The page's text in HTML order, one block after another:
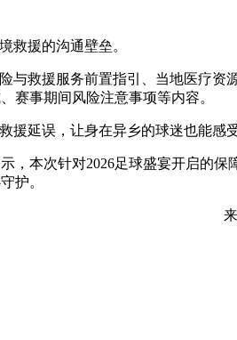
救援的沟通壁垒。
与救援服务前置指引、当地医疗资
赛事期间风险注意事项等内容。
延误，让身在异乡的球迷也能感
，本次针对2026足球盛宴开启的保
护。